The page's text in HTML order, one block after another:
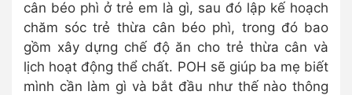
cân béo phì ở trẻ em là gì, sau đó lập kế hoạch
chăm sóc trẻ thừa cân béo phì, trong đó bao
gồm xây dựng chế độ ăn cho trẻ thừa cân và
lịch hoạt động thể chất. POH sẽ giúp ba mẹ biết
mình cần làm gì và bắt đầu như thế nào thông